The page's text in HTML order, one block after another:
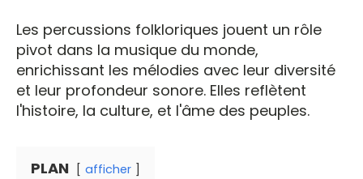
Les percussions folkloriques jouent un rôle
pivot dans la musique du monde,
enrichissant les mélodies avec leur diversité
et leur profondeur sonore. Elles reflètent
l'histoire, la culture, et l'âme des peuples.
PLAN afficher